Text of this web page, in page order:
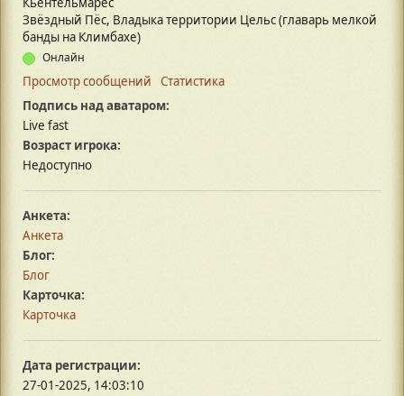
Звёздный Пёс, Владыка территории Цельс (главарь мелкой
банды на Климбахе)
Онлайн
Просмотр сообщений
Статистика
Подпись над аватаром:
Live fast
Возраст игрока:
Недоступно
Анкета:
Анкета
Блог:
Блог
Карточка:
Карточка
Дата регистрации:
27-01-2025, 14:03:10